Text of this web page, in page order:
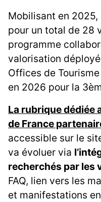
Mobilisant en
pour un total de 28
programme
valorisation
Offices de
en 2026 pour la
La rubrique dédiée
de France
accessible sur le
va évoluer via
recherchés par les
FAQ, lien vers les
et manifestations